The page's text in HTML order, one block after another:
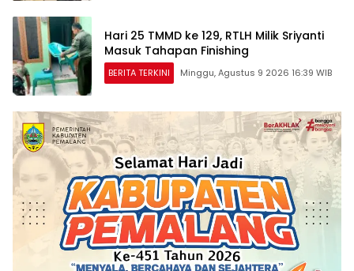
Hari 25 TMMD ke 129, RTLH Milik Sriyanti
Masuk Tahapan Finishing
BERITA TERKINI Minggu, Agustus 9 2026 16:39 WIB